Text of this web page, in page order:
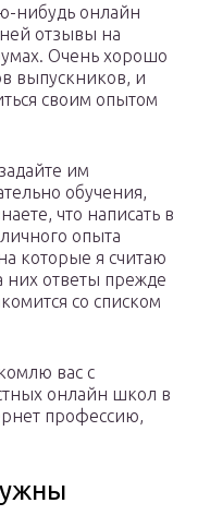
нибудь онлайн
отзывы на
Очень хорошо
выпускников, и
своим опытом
им
обучения,
что написать в
опыта
которые я считаю
них ответы прежде
со списком
вас с
онлайн школ в
профессию,